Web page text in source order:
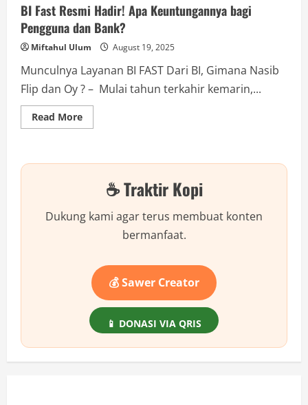
BI Fast Resmi Hadir! Apa Keuntungannya bagi
Pengguna dan Bank?
Miftahul Ulum August 19, 2025
Munculnya Layanan BI FAST Dari BI, Gimana Nasib
Flip dan Oy ? – Mulai tahun terkahir kemarin,...
Read MoreRead
more
Resmi
Keuntungannya
Pengguna
dan
☕ Traktir Kopi
Dukung kami agar terus membuat konten
bermanfaat.
💰 Sawer Creator
📱 DONASI VIA QRIS